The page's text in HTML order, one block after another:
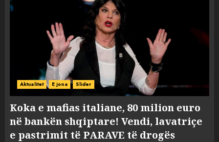
Aktualitet E jona Slider
Koka e mafias italiane, 80 milion euro
në bankën shqiptare! Vendi, lavatriçe
e pastrimit të PARAVE të drogës